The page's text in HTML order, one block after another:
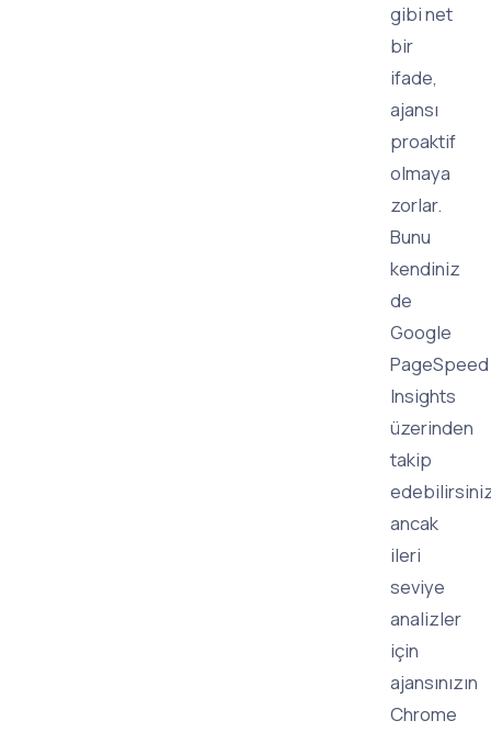
gibi net
bir
ifade,
ajansı
proaktif
olmaya
zorlar.
Bunu
kendiniz
de
Google
PageSpeed
Insights
üzerinden
takip
ancak
ileri
seviye
analizler
için
ajansınızın
Chrome